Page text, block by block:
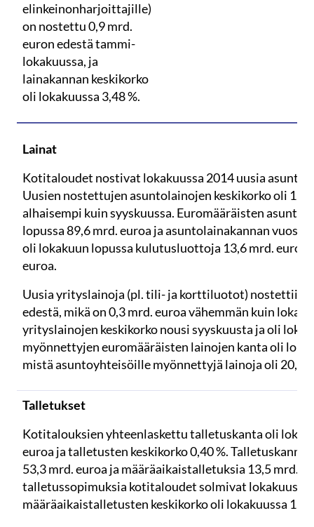
elinkeinonharjoittajille)
on nostettu 0,9 mrd.
euron edestä tammi-
lokakuussa, ja
lainakannan keskikorko
oli lokakuussa 3,48 %.
Lainat
Kotitaloudet nostivat lokakuussa 2014 uusia
Uusien nostettujen asuntolainojen keskikorko oli
alhaisempi kuin syyskuussa. Euromääräisten
lopussa 89,6 mrd. euroa ja asuntolainakannan
oli lokakuun lopussa kulutusluottoja 13,6 mrd. euroa
euroa.
Uusia yrityslainoja (pl. tili- ja korttiluotot) nostettiin
edestä, mikä on 0,3 mrd. euroa vähemmän kuin
yrityslainojen keskikorko nousi syyskuusta ja oli
myönnettyjen euromääräisten lainojen kanta oli
mistä asuntoyhteisöille myönnettyjä lainoja oli 20,8
Talletukset
Kotitalouksien yhteenlaskettu talletuskanta oli
euroa ja talletusten keskikorko 0,40 %.
53,3 mrd. euroa ja määräaikaistalletuksia 13,5 mrd.
talletussopimuksia kotitaloudet solmivat lokakuussa
määräaikaistalletusten keskikorko oli lokakuussa 1,07